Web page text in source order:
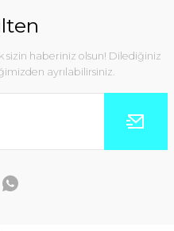
sizin haberiniz olsun! Dilediğiniz
ayrılabilirsiniz.